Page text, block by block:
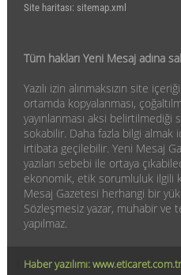
Site haritası: sitemap.xml
Tüm hakları Yeni Mesaj adına
Yazılı izin alınmaksızın site
ortamda kopyalanması,
yayınlanması aksi belirtilmediği
sokabilir. Daha fazla bilgi
irtibata geçilebilir. Yeni Mesaj
yazıları sebebi ile ortaya
ekonomik, etik sorumluluk ilgili
Mesaj Gazetesi herhangi bir
Sözleşmesiz yazar, muhabir
yapılmaz.
Haber yazılımı: www.eticaret.com.tr